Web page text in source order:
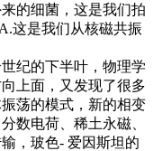
的细菌，这是我们拍
这是我们从核磁共振
纪的下半叶，物理学
上面，又发现了很多
荡的模式，新的相变
数电荷、稀土永磁、
，玻色- 爱因斯坦的